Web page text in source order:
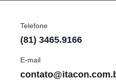
Telefone
(81) 3465.9166
E-mail